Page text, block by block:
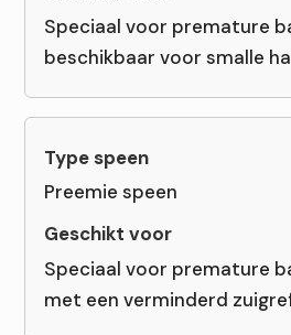
Speciaal voor premature
beschikbaar voor smalle
Preemie speen
Speciaal voor premature
met een verminderd